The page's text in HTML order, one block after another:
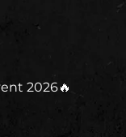
2026🔥